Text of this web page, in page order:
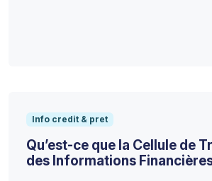
Info credit & pret
Qu’est-ce que la Cellule de
des Informations